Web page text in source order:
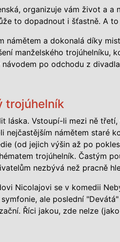
organizuje vám život a a
to dopadnout i šťastně. A
námětem a dokonalá díky
manželského trojúhelníku,
po odchodu z
trojúhelník
láska. Vstoupí-li mezi ně
nejčastějším námětem staré
(od jejich výšin až po
trojúhelník. Častým
nezbývá než pracně
Nicolajovi se v komedii
ale poslední
Říci jakou, zde nelze